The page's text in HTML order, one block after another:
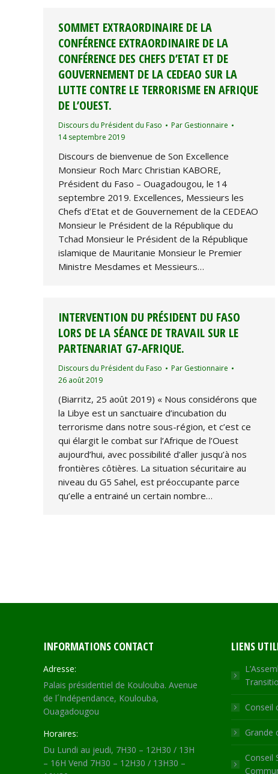
SOMMET EXTRAORDINAIRE DE LA
CONFÉRENCE EXTRAORDINAIRE DE LA
CONFÉRENCE DES CHEFS D’ETAT ET DE
GOUVERNEMENT DE LA CEDEAO SUR LA
LUTTE CONTRE LE TERRORISME EN AFRIQUE
DE L’OUEST.
Discours du Président du Faso Par Gestionnaire
14 septembre 2019
Discours de bienvenue de Son Excellence
Monsieur Roch Marc Christian KABORE,
Président du Faso – Ouagadougou, le 14
septembre 2019. Excellences, Messieurs les
Chefs d’Etat et de Gouvernement de la CEDEAO
Monsieur le Président de la République du
Tchad Monsieur le Président de la République
islamique de Mauritanie Monsieur le Premier
Ministre Mesdames et Messieurs…
INTERVENTION DU PRÉSIDENT DU FASO
LORS DE LA SÉANCE DE TRAVAIL SUR LE
PARTENARIAT G7-AFRIQUE.
Discours du Président du Faso Par Gestionnaire
26 août 2019
(Biarritz, 25 août 2019) « Nous considérons que
la Libye est un sanctuaire d’incubation du
terrorisme dans notre sous-région, et c’est ce
qui élargit le combat sur l’Afrique de l’Ouest
aujourd’hui, avec possibilité d’aller jusqu’à nos
frontières côtières. La situation sécuritaire au
niveau du G5 Sahel, est préoccupante parce
qu’elle a entrainé un certain nombre…
INFORMATIONS CONTACT
Adresse:
Palais présidentiel de Koulouba. Avenue
de l´Indépendance, Koulouba,
Ouagadougou
Horaires:
Du Lundi au jeudi, 7H30 – 12H30 / 13H
– 16H Vend 7H30 – 12H30 / 13H30 –
LIENS
Conseil
Grande
Conseil